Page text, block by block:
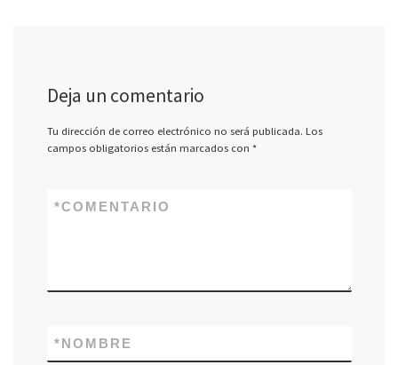
Deja un comentario
Tu dirección de correo electrónico no será publicada. Los
campos obligatorios están marcados con *
COMENTARIO
*
NOMBRE
*